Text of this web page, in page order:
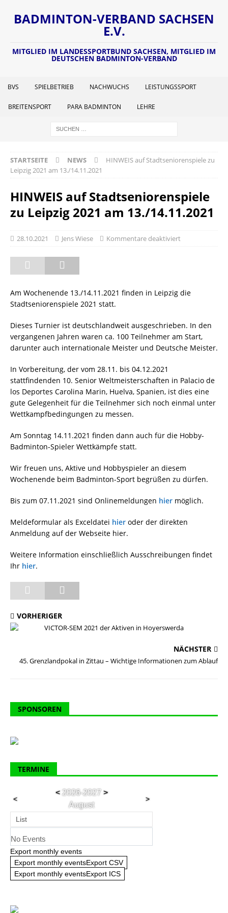
BADMINTON-VERBAND SACHSEN
E.V.
MITGLIED IM LANDESSPORTBUND SACHSEN, MITGLIED IM
DEUTSCHEN BADMINTON-VERBAND
BVS SPIELBETRIEB NACHWUCHS LEISTUNGSSPORT
BREITENSPORT PARA BADMINTON LEHRE
STARTSEITE NEWS
HINWEIS auf Stadtseniorenspiele zu
Leipzig 2021 am 13./14.11.2021
HINWEIS auf Stadtseniorenspiele
zu Leipzig 2021 am 13./14.11.2021
28.10.2021 Jens Wiese Kommentare deaktiviert
Am Wochenende 13./14.11.2021 finden in Leipzig die
Stadtseniorenspiele 2021 statt.
Dieses Turnier ist deutschlandweit ausgeschrieben. In den
vergangenen Jahren waren ca. 100 Teilnehmer am Start,
darunter auch internationale Meister und Deutsche Meister.
In Vorbereitung, der vom 28.11. bis 04.12.2021
stattfindenden 10. Senior Weltmeisterschaften in Palacio de
los Deportes Carolina Marin, Huelva, Spanien, ist dies eine
gute Gelegenheit für die Teilnehmer sich noch einmal unter
Wettkampfbedingungen zu messen.
Am Sonntag 14.11.2021 finden dann auch für die Hobby-
Badminton-Spieler Wettkämpfe statt.
Wir freuen uns, Aktive und Hobbyspieler an diesem
Wochenende beim Badminton-Sport begrüßen zu dürfen.
Bis zum 07.11.2021 sind Onlinemeldungen hier möglich.
Meldeformular als Exceldatei hier oder der direkten
Anmeldung auf der Webseite hier.
Weitere Information einschließlich Ausschreibungen findet
Ihr hier.
VORHERIGER
VICTOR-SEM 2021 der Aktiven in Hoyerswerda
NÄCHSTER
45. Grenzlandpokal in Zittau – Wichtige Informationen zum Ablauf
SPONSOREN
TERMINE
<
<2026-2027 >
August
>
List
No Events
Export monthly events
Export monthly eventsExport CSV
Export monthly eventsExport ICS